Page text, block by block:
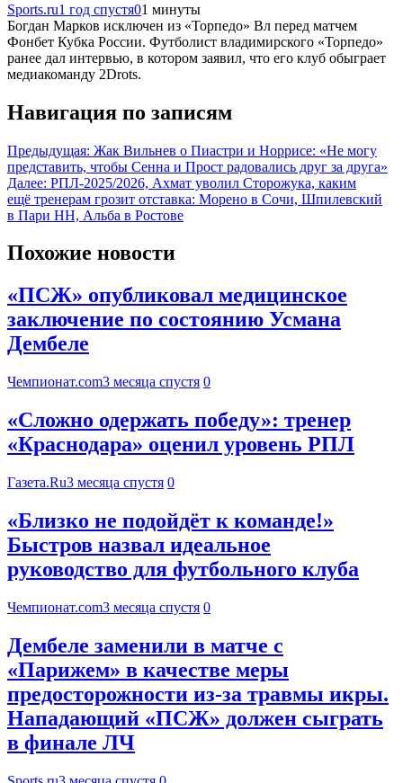
Sports.ru1 год спустя01 минуты
Богдан Марков исключен из «Торпедо» Вл перед матчем
Фонбет Кубка России. Футболист владимирского «Торпедо»
ранее дал интервью, в котором заявил, что его клуб обыграет
медиакоманду 2Drots.
Навигация по записям
Предыдущая: Жак Вильнев о Пиастри и Норрисе: «Не могу
представить, чтобы Сенна и Прост радовались друг за друга»
Далее: РПЛ-2025/2026, Ахмат уволил Сторожука, каким
ещё тренерам грозит отставка: Морено в Сочи, Шпилевский
в Пари НН, Альба в Ростове
Похожие новости
«ПСЖ» опубликовал медицинское
заключение по состоянию Усмана
Дембеле
Чемпионат.com3 месяца спустя 0
«Сложно одержать победу»: тренер
«Краснодара» оценил уровень РПЛ
Газета.Ru3 месяца спустя 0
«Близко не подойдёт к команде!»
Быстров назвал идеальное
руководство для футбольного клуба
Чемпионат.com3 месяца спустя 0
Дембеле заменили в матче с
«Парижем» в качестве меры
предосторожности из-за травмы икры.
Нападающий «ПСЖ» должен сыграть
в финале ЛЧ